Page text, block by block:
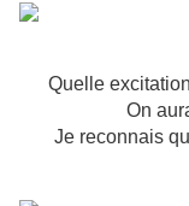
Quelle
On
Je reconnais